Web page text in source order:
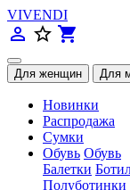
VIVENDI
person_outline star_border shopping_cart
Новинки
Распродажа
Сумки
Обувь Обувь
Балетки
Полуботинки